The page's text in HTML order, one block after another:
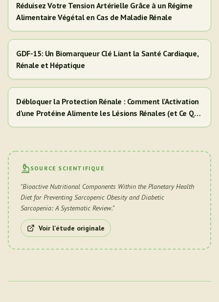
Réduisez Votre Tension Artérielle Grâce à un Régime
Alimentaire Végétal en Cas de Maladie Rénale
GDF-15: Un Biomarqueur Clé Liant la Santé Cardiaque,
Rénale et Hépatique
Débloquer la Protection Rénale : Comment l'Activation
d'une Protéine Alimente les Lésions Rénales (et Ce Que
Cela Signifie Pour Vous)
SOURCE SCIENTIFIQUE
"Bioactive Nutritional Components Within the Planetary Health
Diet for Preventing Sarcopenic Obesity and Diabetic
Sarcopenia: A Systematic Review."
Voir l'étude originale